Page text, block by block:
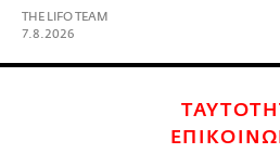
THE LIFO TEAM
7.8.2026